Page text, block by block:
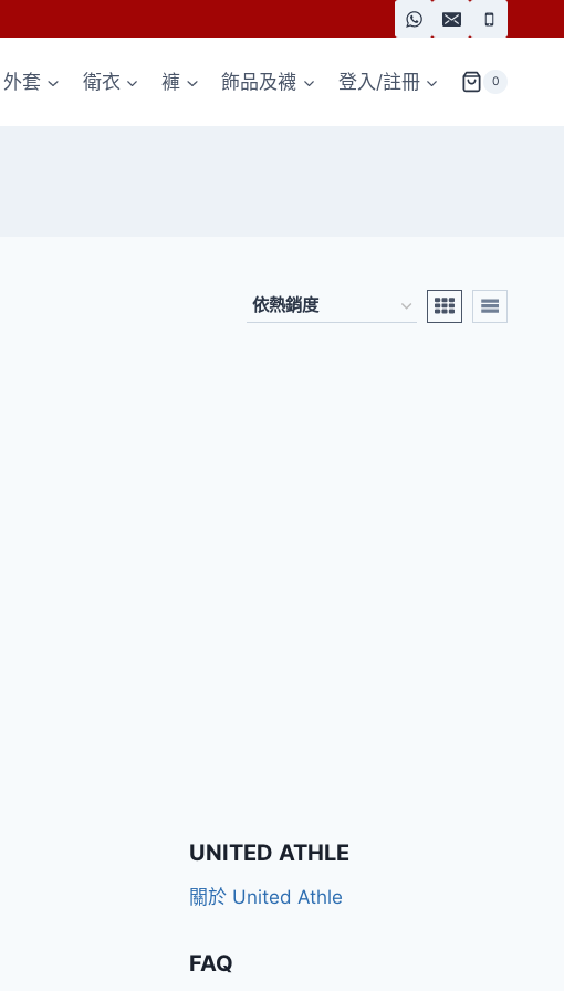
外套 衛衣 褲 飾品及襪 登入/註冊 0
UNITED ATHLE
關於 United Athle
FAQ